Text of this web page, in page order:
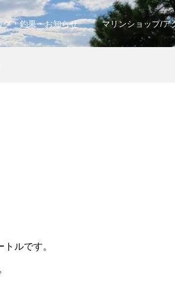
グ・釣果・お知らせ マリンショップ/ア
トルです。